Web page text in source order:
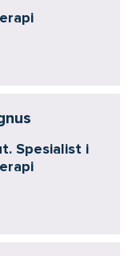
Spesialist i